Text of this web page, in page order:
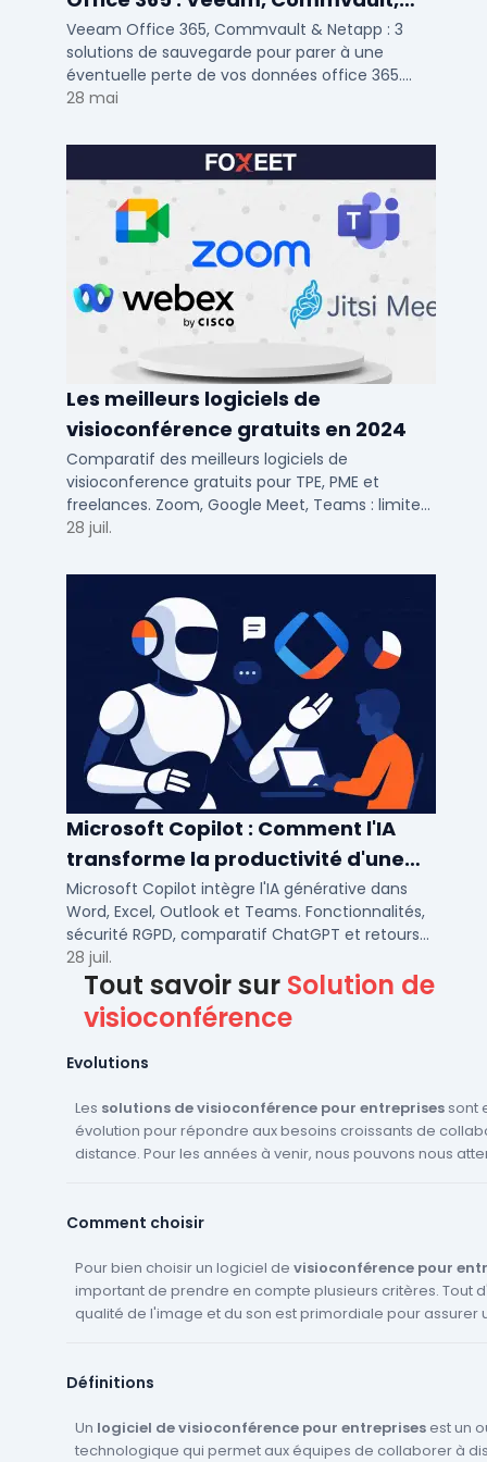
Netapp
Veeam Office 365, Commvault & Netapp : 3
solutions de sauvegarde pour parer à une
éventuelle perte de vos données office 365.
Voici notre ...
28 mai
Les meilleurs logiciels de
visioconférence gratuits en 2024
Comparatif des meilleurs logiciels de
visioconference gratuits pour TPE, PME et
freelances. Zoom, Google Meet, Teams : limites,
participants, fonctions cles pour bien choisir.
28 juil.
Microsoft Copilot : Comment l'IA
transforme la productivité d'une
PME/ETI ?
Microsoft Copilot intègre l'IA générative dans
Word, Excel, Outlook et Teams. Fonctionnalités,
sécurité RGPD, comparatif ChatGPT et retours
concrets pour PME et ETI françaises.
28 juil.
Tout savoir sur Solution de
visioconférence
Evolutions
Les solutions de visioconférence pour entreprisessont
évolution pour répondre aux besoins croissants de
distance. Pour les années à venir, nous pouvons nous
traduire par des fonctionnalités de transcription
l'expérience utilisateur devrait être grandement
interfaces plus intuitives et personnalisables. Enfin, la
communications est un enjeu majeur et les fournisseurs
Comment choisir
Pour bien choisir un logiciel de visioconférence pour
important de prendre en compte plusieurs critères. Tout
qualité de l'image et du son est primordiale pour assurer
permettra à tous les employés de l'entreprise de l'utiliser
important de vérifier si le logiciel offre la possibilité de
documents ou des écrans pendant la visioconférence,
Définitions
Un logiciel de visioconférence pour entreprisesest un
technologique qui permet aux équipes de collaborer à